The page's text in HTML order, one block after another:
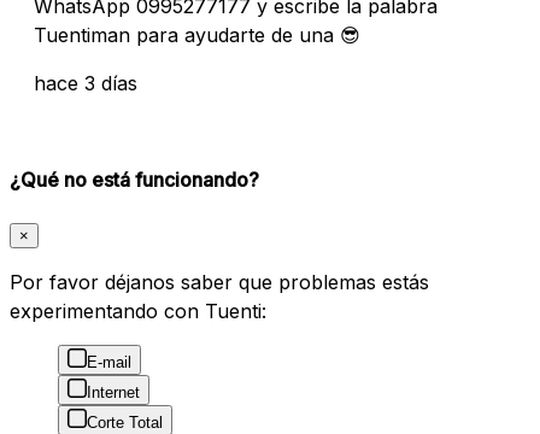
WhatsApp 0995277177 y escribe la palabra
Tuentiman para ayudarte de una 😎
hace 3 días
¿Qué no está funcionando?
×
Por favor déjanos saber que problemas estás
experimentando con Tuenti:
E-mail
Internet
Corte Total